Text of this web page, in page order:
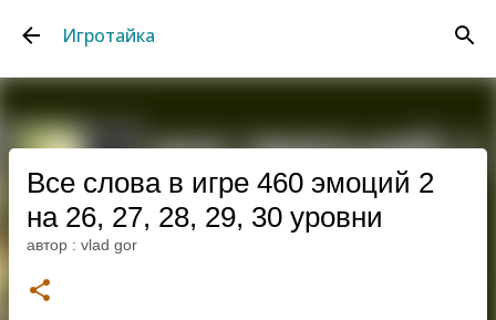
Игротайка
Все слова в игре 460 эмоций 2
на 26, 27, 28, 29, 30 уровни
автор : vlad gor